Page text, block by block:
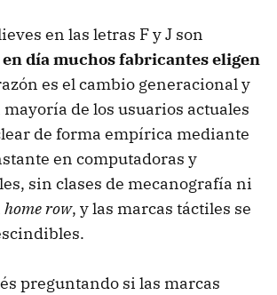
en las letras F y J son
día muchos fabricantes eligen
es el cambio generacional y
de los usuarios actuales
de forma empírica mediante
en computadoras y
sin clases de mecanografía ni
home row, y las marcas táctiles se
preguntando si las marcas